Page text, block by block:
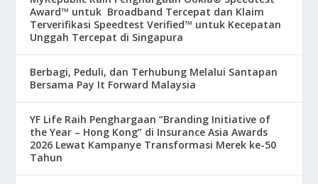
Award™ untuk Broadband Tercepat dan Klaim
Terverifikasi Speedtest Verified™ untuk Kecepatan
Unggah Tercepat di Singapura
Berbagi, Peduli, dan Terhubung Melalui Santapan
Bersama Pay It Forward Malaysia
YF Life Raih Penghargaan “Branding Initiative of
the Year – Hong Kong” di Insurance Asia Awards
2026 Lewat Kampanye Transformasi Merek ke-50
Tahun